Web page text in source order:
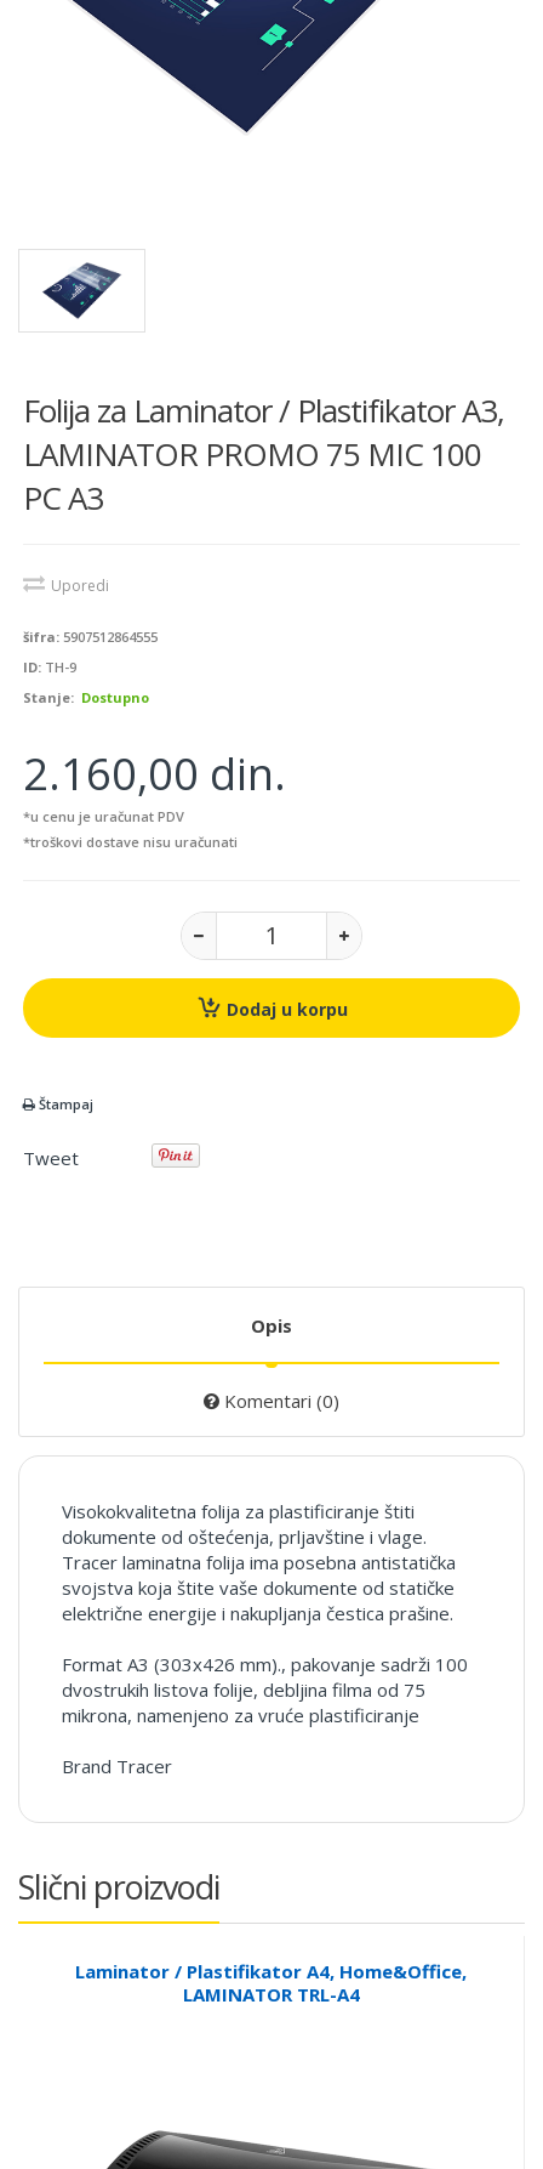
Folija za Laminator / Plastifikator A3,
LAMINATOR PROMO 75 MIC 100
PC A3
Uporedi
šifra: 5907512864555
ID: TH-9
Stanje: Dostupno
2.160,00 din.
*u cenu je uračunat PDV
*troškovi dostave nisu uračunati
Dodaj u korpu
Štampaj
Tweet
Opis
Komentari (0)
Visokokvalitetna folija za plastificiranje štiti
dokumente od oštećenja, prljavštine i vlage.
Tracer laminatna folija ima posebna antistatička
svojstva koja štite vaše dokumente od statičke
električne energije i nakupljanja čestica prašine.
Format A3 (303x426 mm)., pakovanje sadrži 100
dvostrukih listova folije, debljina filma od 75
mikrona, namenjeno za vruće plastificiranje
Brand Tracer
Slični proizvodi
Laminator / Plastifikator A4, Home&Office,
LAMINATOR TRL-A4